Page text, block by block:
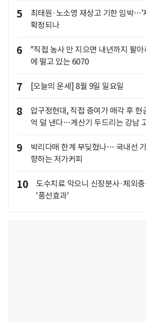
5
최태원·노소영 재상고 기한 임박…'
확정되나
6
"직접 농사 안 지으면 내년까지 팔
에 떨고 있는 6070
7 [오늘의 운세] 8월 9일 일요일
8
압구정현대, 직접 증여가 매각 후 현
억 덜 낸다…계산기 두드리는 강남
9
박리다매 한계 부딪혔나… 국내선
향하는 저가커피
10
도수치료 막으니 신장분사·체외
'풍선효과'